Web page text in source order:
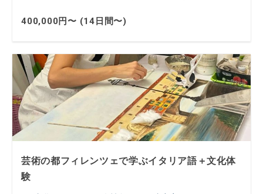
400,000円〜 (14日間〜)
芸術の都フィレンツェで学ぶイタリア語＋文化体
験